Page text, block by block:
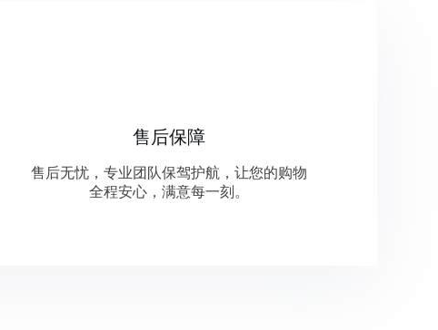
售后保障
售后无忧，专业团队保驾护航，让您的购物
全程安心，满意每一刻。